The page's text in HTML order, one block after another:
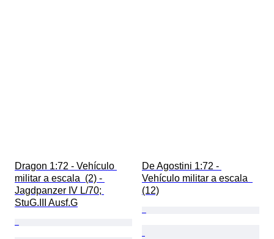
Dragon 1:72 - Vehículo
militar a escala  (2) -
Jagdpanzer IV L/70;
StuG.III Ausf.G
De Agostini 1:72 -
Vehículo militar a escala
(12)